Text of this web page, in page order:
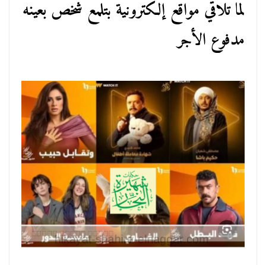
لما تلاقي مواقع إلكترونية بتلمع شخص بعينه
مدفوع الأجر